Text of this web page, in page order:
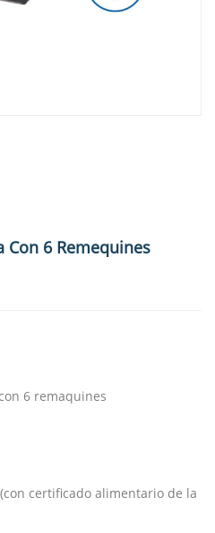
Con 6 Remequines
6 remaquines
certificado alimentario de la